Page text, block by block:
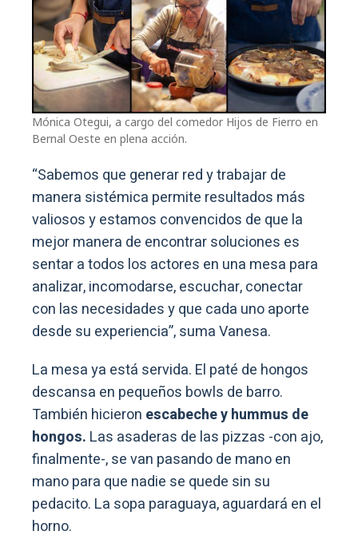
Mónica Otegui, a cargo del comedor Hijos de Fierro en
Bernal Oeste en plena acción.
“Sabemos que generar red y trabajar de
manera sistémica permite resultados más
valiosos y estamos convencidos de que la
mejor manera de encontrar soluciones es
sentar a todos los actores en una mesa para
analizar, incomodarse, escuchar, conectar
con las necesidades y que cada uno aporte
desde su experiencia”, suma Vanesa.
La mesa ya está servida. El paté de hongos
descansa en pequeños bowls de barro.
También hicieron escabeche y hummus de
hongos. Las asaderas de las pizzas -con ajo,
finalmente-, se van pasando de mano en
mano para que nadie se quede sin su
pedacito. La sopa paraguaya, aguardará en el
horno.